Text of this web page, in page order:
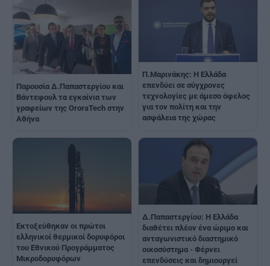
Παρουσία Δ.Παπαστεργίου και
Βάντεφουλ τα εγκαίνια των
γραφείων της OroraTech στην
Αθήνα
Π.Μαρινάκης: Η Ελλάδα
επενδύει σε σύγχρονες
τεχνολογίες με άμεσο όφελος
για τον πολίτη και την
ασφάλεια της χώρας
Εκτοξεύθηκαν οι πρώτοι
ελληνικοί θερμικοί δορυφόροι
του Εθνικού Προγράμματος
Μικροδορυφόρων
Δ.Παπαστεργίου: Η Ελλάδα
διαθέτει πλέον ένα ώριμο και
ανταγωνιστικό διαστημικό
οικοσύστημα - Φέρνει
επενδύσεις και δημιουργεί